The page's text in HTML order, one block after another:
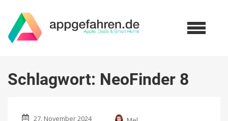
Schlagwort: NeoFinder 8
27. November 2024